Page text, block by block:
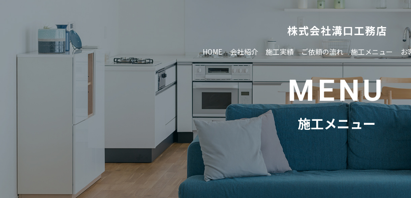
HOME 会社紹介 施工実績 ご依頼の流れ 施工メニュー お
MENU
施工メニュー